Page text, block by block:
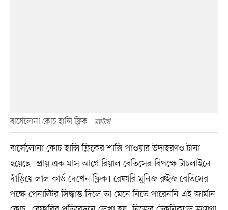
বার্সেলোনা কোচ হান্সি ফ্লিক রয়টার্স
বার্সেলোনা কোচ হান্সি ফ্লিকের শাস্তি পাওয়ার উদাহরণও টানা
হয়েছে। প্রায় এক মাস আগে রিয়াল বেতিসের বিপক্ষে টাচলাইনে
দাঁড়িয়ে লাল কার্ড দেখেন ফ্লিক। রেফারি মুনিজ রুইজ বেতিসের
পক্ষে পেনাল্টির সিদ্ধান্ত দিলে তা মেনে নিতে পারেননি এই জার্মান